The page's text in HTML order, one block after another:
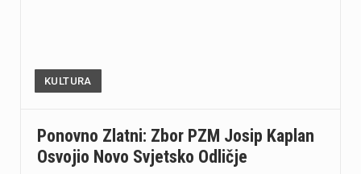
KULTURA
Ponovno Zlatni: Zbor PZM Josip Kaplan
Osvojio Novo Svjetsko Odličje